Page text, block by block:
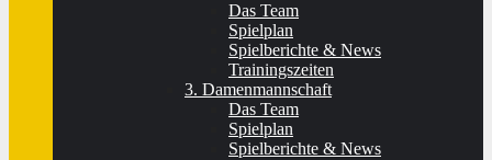
Das Team
Spielplan
Spielberichte & News
Trainingszeiten
3. Damenmannschaft
Das Team
Spielplan
Spielberichte & News